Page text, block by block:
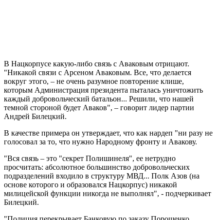
В Нацкорпусе какую-либо связь с Аваковым отрицают.
"Никакой связи с Арсеном Аваковым. Все, что делается
вокруг этого, – не очень разумное повторение клише,
которым Администрация президента пыталась уничтожить
каждый добровольческий батальон... Решили, что нашей
темной стороной будет Аваков", – говорит лидер партии
Андрей Билецкий.
В качестве примера он утверждает, что как нардеп "ни разу не
голосовал за то, что нужно Народному фронту и Авакову.
"Вся связь – это "секрет Полишинеля", ее нетрудно
просчитать: абсолютное большинство добровольческих
подразделений входило в структуру МВД... Полк Азов (на
основе которого и образовался Нацкорпус) никакой
милицейской функции никогда не выполнял", - подчеркивает
Билецкий.